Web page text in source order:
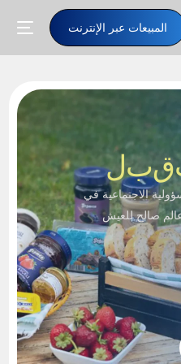
المبيعات عبر الإنترنت
قبل
الاجتماعية في
صالح للعيش